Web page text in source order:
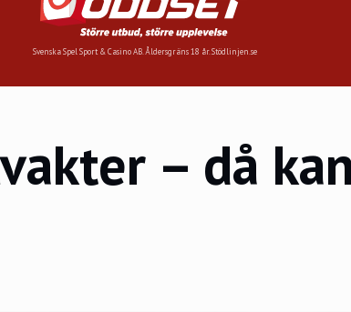
Svenska Spel Sport & Casino AB. Åldersgräns 18 år. Stödlinjen.se
– då